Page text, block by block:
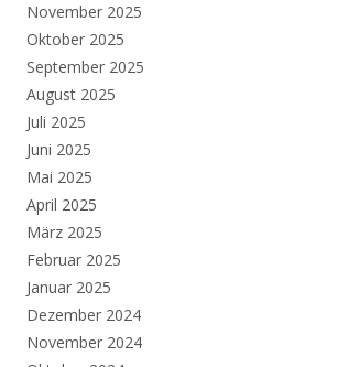
November 2025
Oktober 2025
September 2025
August 2025
Juli 2025
Juni 2025
Mai 2025
April 2025
März 2025
Februar 2025
Januar 2025
Dezember 2024
November 2024